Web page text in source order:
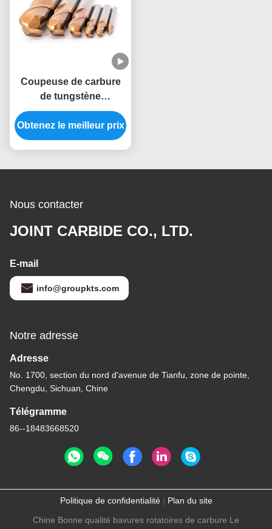
Coupeuse de carbure
de tungstène
recouverte de TiAlN à
45-60° avec 3-4 flûtes
Obtenez le meilleur prix
Nous contacter
JOINT CARBIDE CO., LTD.
E-mail
info@groupkts.com
Notre adresse
Adresse
No. 1700, section du nord d'avenue de Tianfu, zone de pointe,
Chengdu, Sichuan, Chine
Télégramme
86--18483668520
Politique de confidentialité| Plan du site
Chine Bonne qualité bavures rotatoires de carbure Le